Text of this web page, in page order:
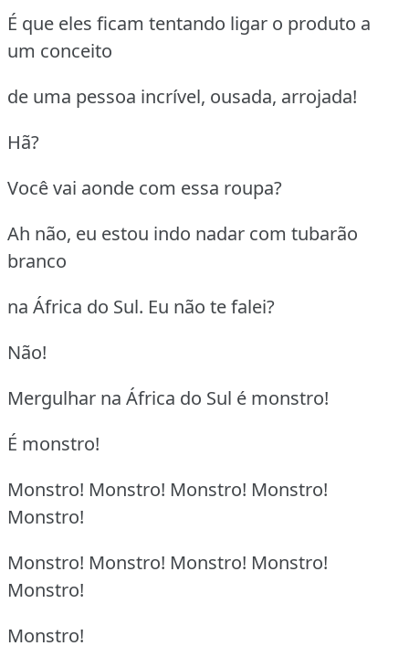
É que eles ficam tentando ligar o produto a
um conceito
de uma pessoa incrível, ousada, arrojada!
Hã?
Você vai aonde com essa roupa?
Ah não, eu estou indo nadar com tubarão
branco
na África do Sul. Eu não te falei?
Não!
Mergulhar na África do Sul é monstro!
É monstro!
Monstro! Monstro! Monstro! Monstro!
Monstro!
Monstro! Monstro! Monstro! Monstro!
Monstro!
Monstro!